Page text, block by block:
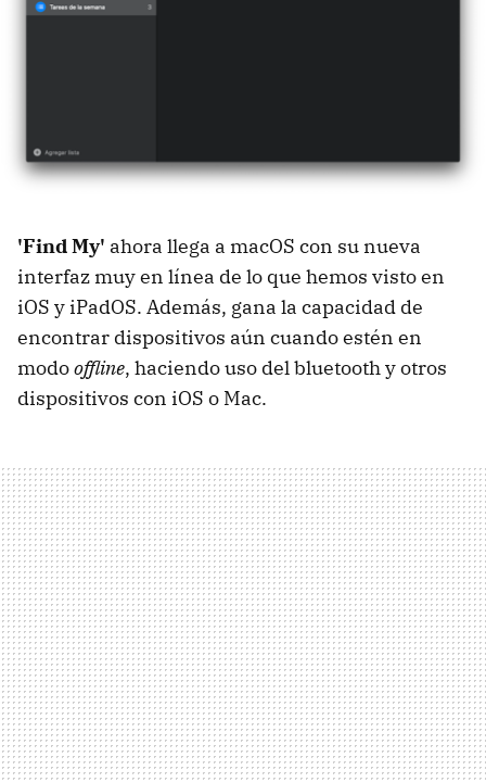
'Find My' ahora llega a macOS con su nueva
interfaz muy en línea de lo que hemos visto en
iOS y iPadOS. Además, gana la capacidad de
encontrar dispositivos aún cuando estén en
modooffline, haciendo uso del bluetooth y otros
dispositivos con iOS o Mac.